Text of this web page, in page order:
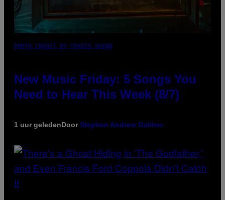
PHOTO CREDIT BY TRAVIS SHINN
New Music Friday: 5 Songs You
Need to Hear This Week (8/7)
1 uur geledenDoorStephen Andrew Galiher